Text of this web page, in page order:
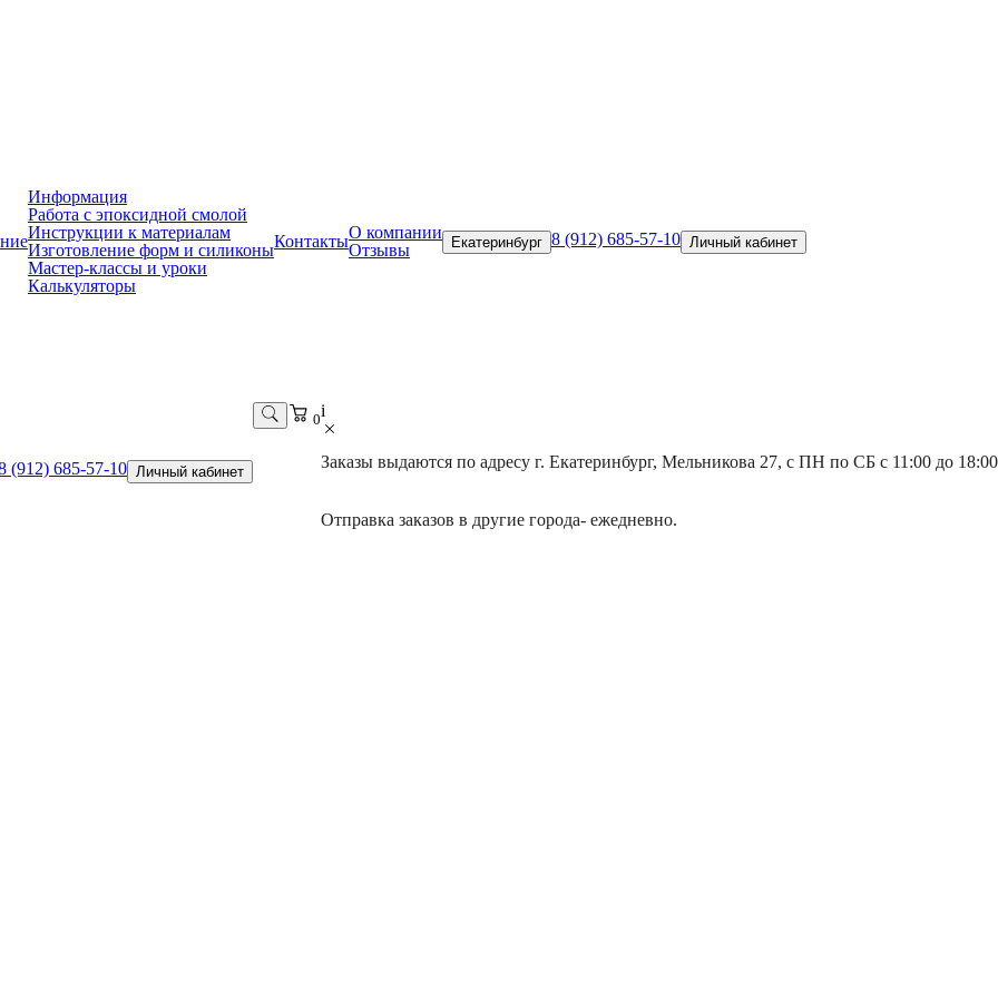
Информация
Работа с эпоксидной смолой
Инструкции к материалам
Изготовление форм и силиконы
Мастер-классы и уроки
Калькуляторы
КонтактыО компании
Отзывы
Екатеринбург 8 (912) 685-57-10 Личный кабинет
(912) 685-57-10 Личный кабинет
0i
Заказы выдаются по адресу г. Екатеринбург, Мельникова 27, с ПН по СБ с 11:00 до 18:00
Отправка заказов в другие города- ежедневно.